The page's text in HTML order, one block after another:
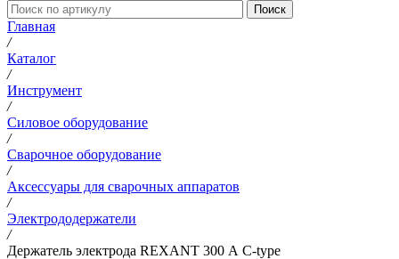
Поиск
Главная
/
Каталог
/
Инструмент
/
Силовое оборудование
/
Сварочное оборудование
/
Аксессуары для сварочных аппаратов
/
Электрододержатели
/
Держатель электрода REXANT 300 А С-type